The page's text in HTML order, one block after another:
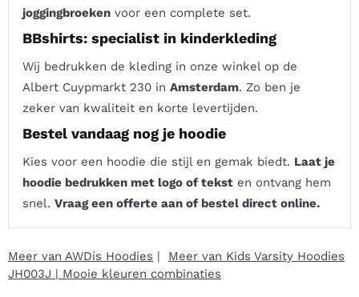
joggingbroeken voor een complete set.
BBshirts: specialist in kinderkleding
Wij bedrukken de kleding in onze winkel op de
Albert Cuypmarkt 230 inAmsterdam. Zo ben je
zeker van kwaliteit en korte levertijden.
Bestel vandaag nog je hoodie
Kies voor een hoodie die stijl en gemak biedt. Laat je
hoodie bedrukken met logo of tekst en ontvang hem
snel.Vraag een offerte aan of bestel direct online.
Meer van AWDis Hoodies | Meer van Kids Varsity Hoodies
JH003J | Mooie kleuren combinaties